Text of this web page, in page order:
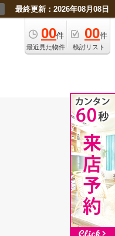
最終更新：2026年08月08日
00件
最近見た物件
00件
検討リスト